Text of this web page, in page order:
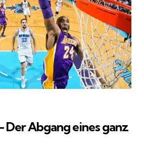
Der Abgang eines ganz